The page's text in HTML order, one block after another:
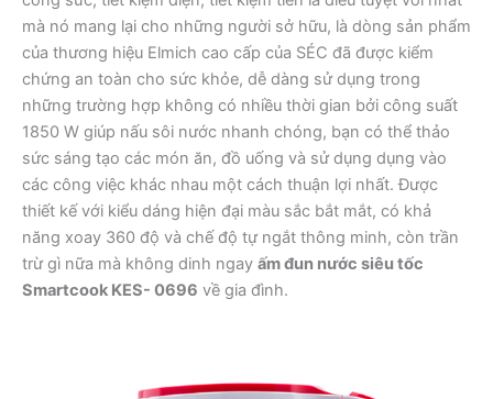
mà nó mang lại cho những người sở hữu, là dòng sản phẩm
của thương hiệu Elmich cao cấp của SÉC đã được kiểm
chứng an toàn cho sức khỏe, dễ dàng sử dụng trong
những trường hợp không có nhiều thời gian bởi công suất
1850 W giúp nấu sôi nước nhanh chóng, bạn có thể thảo
sức sáng tạo các món ăn, đồ uống và sử dụng dụng vào
các công việc khác nhau một cách thuận lợi nhất. Được
thiết kế với kiểu dáng hiện đại màu sắc bắt mắt, có khả
năng xoay 360 độ và chế độ tự ngắt thông minh, còn trần
trừ gì nữa mà không dinh ngay ấm đun nước siêu tốc
Smartcook KES- 0696 về gia đình.